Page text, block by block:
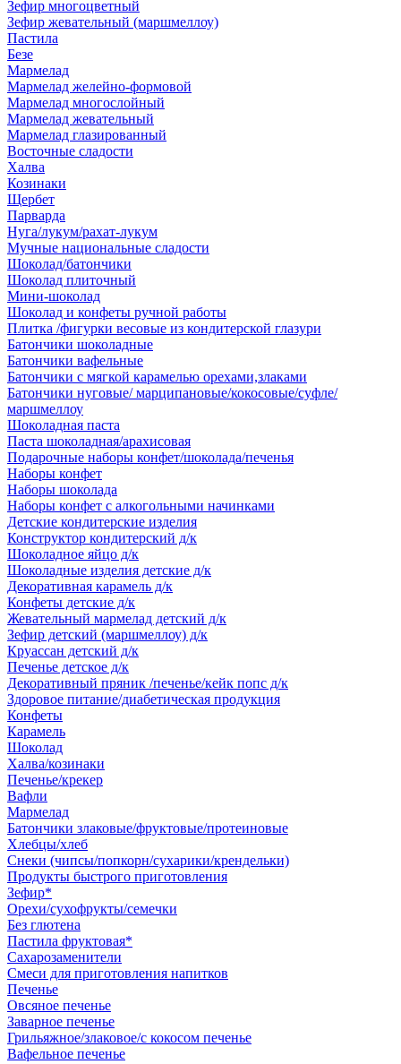
Зефир многоцветный
Зефир жевательный (маршмеллоу)
Пастила
Безе
Мармелад
Мармелад желейно-формовой
Мармелад многослойный
Мармелад жевательный
Мармелад глазированный
Восточные сладости
Халва
Козинаки
Щербет
Парварда
Нуга/лукум/рахат-лукум
Мучные национальные сладости
Шоколад/батончики
Шоколад плиточный
Мини-шоколад
Шоколад и конфеты ручной работы
Плитка /фигурки весовые из кондитерской глазури
Батончики шоколадные
Батончики вафельные
Батончики с мягкой карамелью орехами,злаками
Батончики нуговые/ марципановые/кокосовые/суфле/
маршмеллоу
Шоколадная паста
Паста шоколадная/арахисовая
Подарочные наборы конфет/шоколада/печенья
Наборы конфет
Наборы шоколада
Наборы конфет с алкогольными начинками
Детские кондитерские изделия
Конструктор кондитерский д/к
Шоколадное яйцо д/к
Шоколадные изделия детские д/к
Декоративная карамель д/к
Конфеты детские д/к
Жевательный мармелад детский д/к
Зефир детский (маршмеллоу) д/к
Круассан детский д/к
Печенье детское д/к
Декоративный пряник /печенье/кейк попс д/к
Здоровое питание/диабетическая продукция
Конфеты
Карамель
Шоколад
Халва/козинаки
Печенье/крекер
Вафли
Мармелад
Батончики злаковые/фруктовые/протеиновые
Хлебцы/хлеб
Снеки (чипсы/попкорн/сухарики/крендельки)
Продукты быстрого приготовления
Зефир*
Орехи/сухофрукты/семечки
Без глютена
Пастила фруктовая*
Сахарозаменители
Смеси для приготовления напитков
Печенье
Овсяное печенье
Заварное печенье
Грильяжное/злаковое/с кокосом печенье
Вафельное печенье